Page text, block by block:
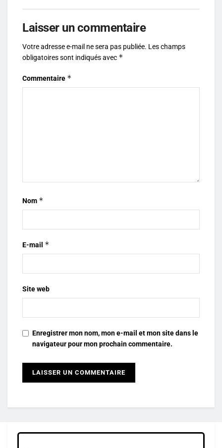
Laisser un commentaire
Votre adresse e-mail ne sera pas publiée. Les champs
obligatoires sont indiqués avec *
Commentaire *
Nom *
E-mail *
Site web
Enregistrer mon nom, mon e-mail et mon site dans le
navigateur pour mon prochain commentaire.